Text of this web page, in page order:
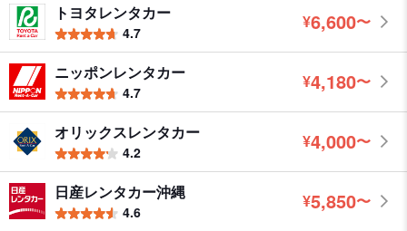
トヨタレンタカー
4.7
¥6,600 円
〜
ニッポンレンタカー
4.7
¥4,180 円
〜
オリックスレンタカー
4.2
¥4,000 円
〜
日産レンタカー沖縄
4.6
¥5,850 円
〜